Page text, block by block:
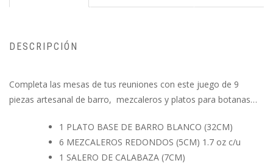
DESCRIPCIÓN
Completa las mesas de tus reuniones con este juego de 9
piezas artesanal de barro, mezcaleros y platos para botanas…
1 PLATO BASE DE BARRO BLANCO (32CM)
6 MEZCALEROS REDONDOS (5CM) 1.7 oz c/u
1 SALERO DE CALABAZA (7CM)